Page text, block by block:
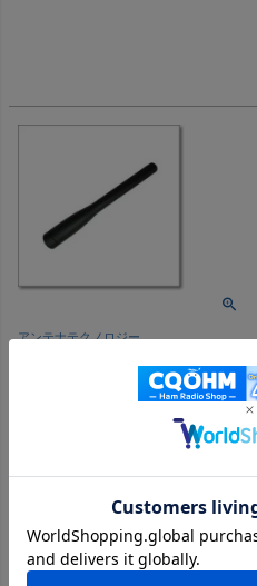
アンテナテクノロジー
351MHzデジタル簡易無線用ア
メーカー希望小売価格 ¥